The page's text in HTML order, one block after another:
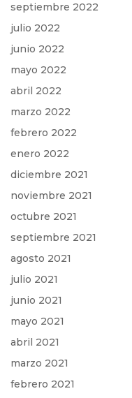
septiembre 2022
julio 2022
junio 2022
mayo 2022
abril 2022
marzo 2022
febrero 2022
enero 2022
diciembre 2021
noviembre 2021
octubre 2021
septiembre 2021
agosto 2021
julio 2021
junio 2021
mayo 2021
abril 2021
marzo 2021
febrero 2021